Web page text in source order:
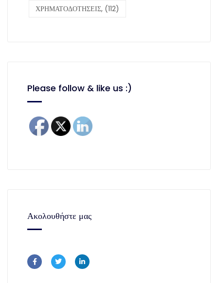
ΧΡΗΜΑΤΟΔΟΤΗΣΕΙΣ, (112)
Please follow & like us :)
Ακολουθήστε μας